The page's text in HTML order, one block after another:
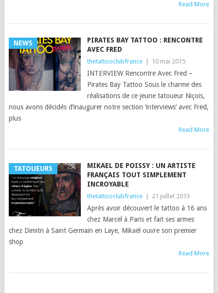
Read More
NEWS
PIRATES BAY TATTOO : RENCONTRE
AVEC FRED
thetattooclubfrance 10 mai 2015
INTERVIEW Rencontre Avec Fred –
Pirates Bay Tattoo Sous le charme des
réalisations de ce jeune tatoueur Niçois,
nous avons décidés d’inaugurer notre section ‘interviews’ avec Fred,
plus
Read More
TATOUEURS
MIKAEL DE POISSY : UN ARTISTE
FRANÇAIS TOUT SIMPLEMENT
INCROYABLE
thetattooclubfrance 21 juillet 2013
Après avoir découvert le tattoo à 16 ans
chez Marcel à Paris et fait ses armes
chez Dimitri à Saint Germain en Laye, Mikaël ouvre son premier
shop
Read More